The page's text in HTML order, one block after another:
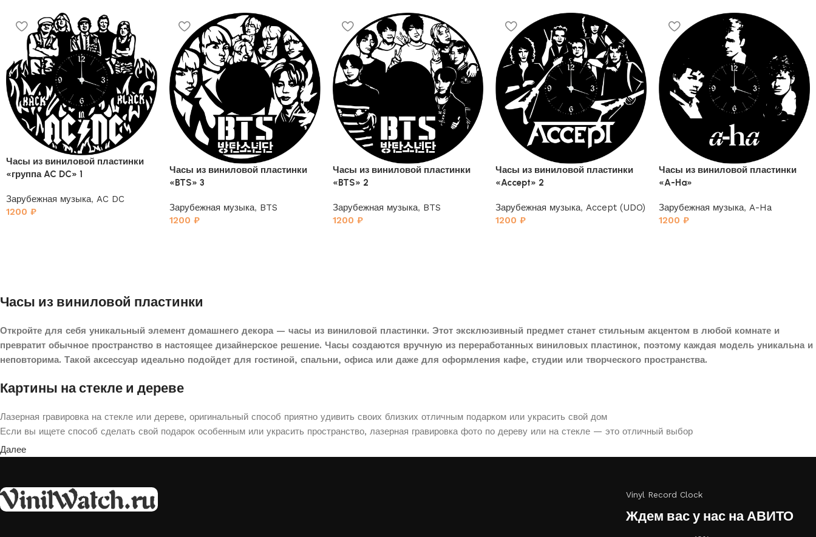
Часы из виниловой пластинки
«группа AC DC» 1
Зарубежная музыка, AC DC
1200 ₽
Часы из виниловой пластинки
«BTS» 3
Зарубежная музыка, BTS
1200 ₽
Часы из виниловой пластинки
«BTS» 2
Зарубежная музыка, BTS
1200 ₽
Часы из виниловой пластинки
«Accept» 2
Зарубежная музыка, Accept (UDO)
1200₽
Часы из виниловой пластинки
«A-Ha»
Зарубежная музыка, A-Ha
1200₽
Часы из виниловой пластинки
Откройте для себя уникальный элемент домашнего декора — часы из виниловой пластинки. Этот эксклюзивный предмет станет стильным акцентом в любой комнате и
превратит обычное пространство в настоящее дизайнерское решение. Часы создаются вручную из переработанных виниловых пластинок, поэтому каждая модель уникальна и
неповторима. Такой аксессуар идеально подойдет для гостиной, спальни, офиса или даже для оформления кафе, студии или творческого пространства.
Картины на стекле и дереве
Лазерная гравировка на стекле или дереве, оригинальный способ приятно удивить своих близких отличным подарком или украсить свой дом
Если вы ищете способ сделать свой подарок особенным или украсить пространство, лазерная гравировка фото по дереву или на стекле — это отличный выбор
Далее
Vinyl Record Clock
Ждем вас у нас на АВИТО